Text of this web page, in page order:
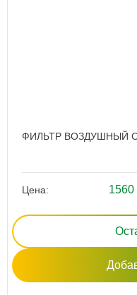
ФИЛЬТР ВОЗДУШНЫЙ
Цена: 1560